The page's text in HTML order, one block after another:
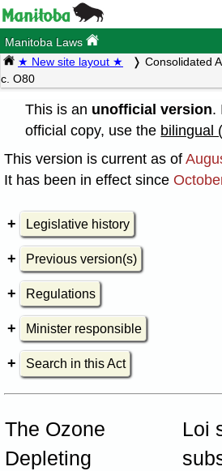
Manitoba Laws
★ New site layout ★ Consolidated
c. O80
This is an unofficial version.
official copy, use the bilingual
This version is current as of
It has been in effect since
Legislative history
Previous version(s)
Regulations
Minister responsible
Search in this Act
The Ozone
Depleting
Loi